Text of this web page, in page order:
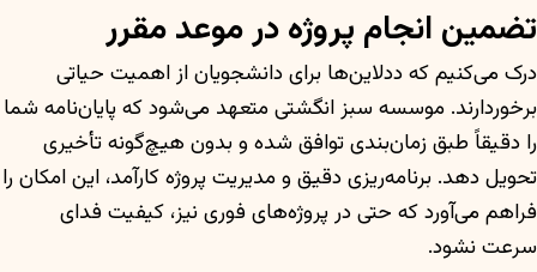
تضمین انجام پروژه در موعد مقرر
درک می‌کنیم که ددلاین‌ها برای دانشجویان از اهمیت حیاتی
برخوردارند. موسسه سبز انگشتی متعهد می‌شود که پایان‌نامه شما
را دقیقاً طبق زمان‌بندی توافق شده و بدون هیچ‌گونه تأخیری
تحویل دهد. برنامه‌ریزی دقیق و مدیریت پروژه کارآمد، این امکان را
فراهم می‌آورد که حتی در پروژه‌های فوری نیز، کیفیت فدای
سرعت نشود.